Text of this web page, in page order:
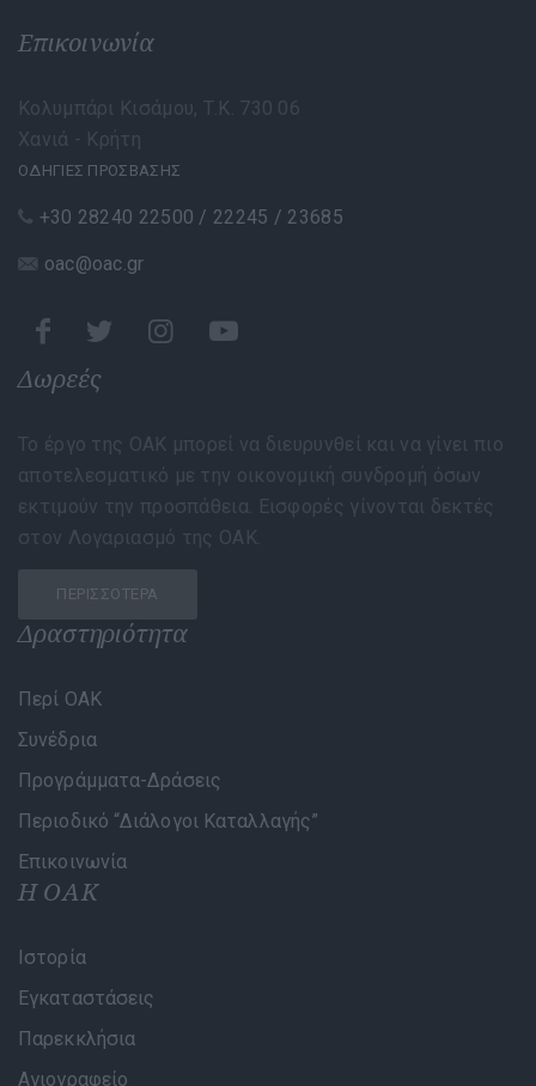
Επικοινωνία
Κολυμπάρι Κισάμου, Τ.Κ. 730 06
Χανιά - Κρήτη
ΟΔΗΓΙΕΣ ΠΡΟΣΒΑΣΗΣ
+30 28240 22500 / 22245 / 23685
oac@oac.gr
Δωρεές
Το έργο της ΟΑΚ μπορεί να διευρυνθεί και να γίνει πιο
αποτελεσματικό με την οικονομική συνδρομή όσων
εκτιμούν την προσπάθεια. Εισφορές γίνονται δεκτές
στον Λογαριασμό της ΟΑΚ.
ΠΕΡΙΣΣΌΤΕΡΑ
Δραστηριότητα
Περί ΟΑΚ
Συνέδρια
Προγράμματα-Δράσεις
Περιοδικό “Διάλογοι Καταλλαγής”
Επικοινωνία
Η ΟΑΚ
Ιστορία
Εγκαταστάσεις
Παρεκκλήσια
Αγιογραφείο